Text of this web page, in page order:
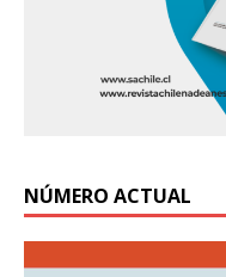
NÚMERO ACTUAL